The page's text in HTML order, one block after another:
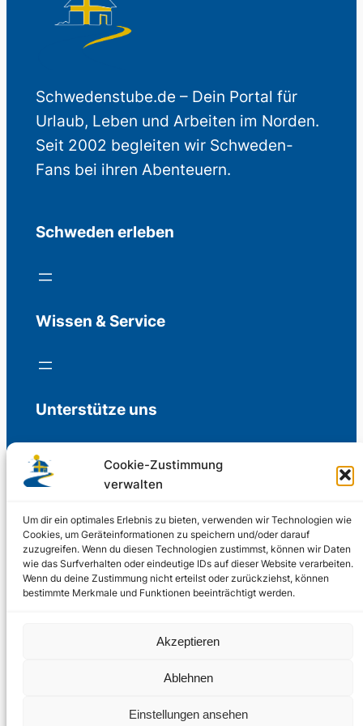
Cookie-Zustimmung
verwalten
Um dir ein optimales Erlebnis zu bieten, verwenden wir Technologien wie
Cookies, um Geräteinformationen zu speichern und/oder darauf
zuzugreifen. Wenn du diesen Technologien zustimmst, können wir Daten
wie das Surfverhalten oder eindeutige IDs auf dieser Website verarbeiten.
Wenn du deine Zustimmung nicht erteilst oder zurückziehst, können
bestimmte Merkmale und Funktionen beeinträchtigt werden.
Akzeptieren
Ablehnen
Einstellungen ansehen
Schwedenstube.de – Dein Portal für
Urlaub, Leben und Arbeiten im Norden.
Seit 2002 begleiten wir Schweden-
Fans bei ihren Abenteuern.
Schweden erleben
Wissen & Service
Unterstütze uns
Freiwillige Spenden für die Aufrechterhaltung
Support us
© 2002 – 2026